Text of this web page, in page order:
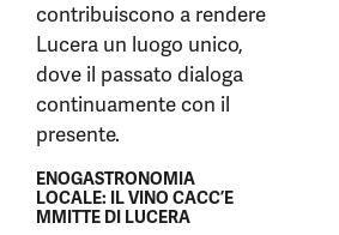
contribuiscono a rendere
Lucera un luogo unico,
dove il passato dialoga
continuamente con il
presente.
ENOGASTRONOMIA
LOCALE: IL VINO CACC’E
MMITTE DI LUCERA